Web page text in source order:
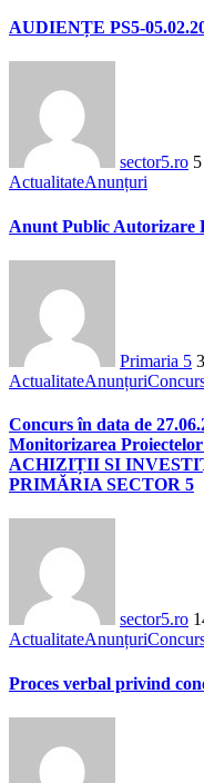
AUDIENȚE PS5-
sector5.ro
ActualitateAnunțuri
Anunt Public Autorizare
Primaria 5
ActualitateAnunțuri
Concurs în data de
Monitorizarea
ACHIZIȚII SI
PRIMĂRIA SECTOR 5
sector5.ro
ActualitateAnunțuri
Proces verbal privind